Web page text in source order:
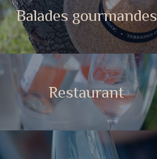
Balades gourmandes
Restaurant